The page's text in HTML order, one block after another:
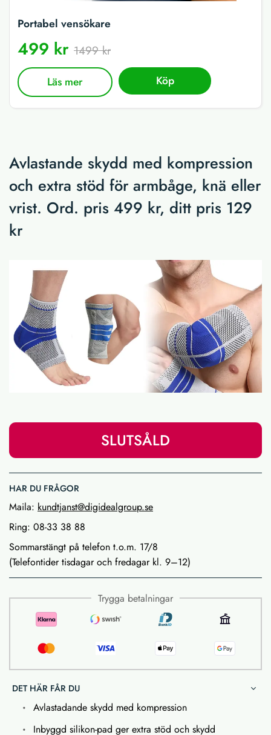
Portabel vensökare
499 kr 1499 kr
Läs mer Köp
Avlastande skydd med kompression
och extra stöd för armbåge, knä eller
vrist. Ord. pris 499 kr, ditt pris 129
kr
SLUTSÅLD
HAR DU FRÅGOR
Maila: kundtjanst@digidealgroup.se
Ring: 08-33 38 88
Sommarstängt på telefon t.o.m. 17/8
(Telefontider tisdagar och fredagar kl. 9–12)
Trygga betalningar
DET HÄR FÅR DU
Avlastadande skydd med kompression
Inbyggd silikon-pad ger extra stöd och skydd